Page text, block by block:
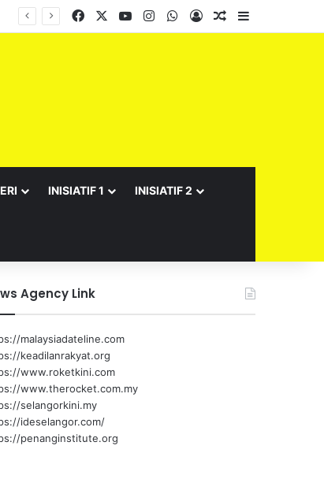
Facebook YouTubeInstagramWhatsApp
Log InRandom Article
INISIATIF 1 INISIATIF 2
Agency Link
malaysiadateline.com
keadilanrakyat.org
www.roketkini.com
www.therocket.com.my
selangorkini.my
ideselangor.com/
penanginstitute.org